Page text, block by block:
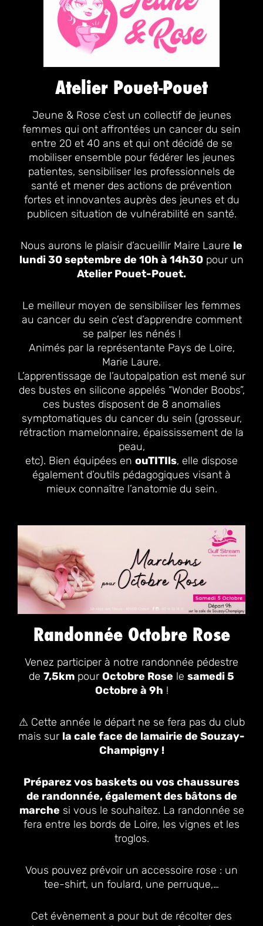
Atelier Pouet-Pouet
Jeune & Rose c’est un collectif de jeunes
femmes qui ont affrontées un cancer du sein
entre 20 et 40 ans et qui ont décidé de se
mobiliser ensemble pour fédérer les jeunes
patientes, sensibiliser les professionnels de
santé et mener des actions de prévention
fortes et innovantes auprès des jeunes et du
publicen situation de vulnérabilité en santé.
Nous aurons le plaisir d’acueillir Maire Laure le
lundi 30 septembre de 10h à 14h30 pour un
Atelier Pouet-Pouet.
Le meilleur moyen de sensibiliser les femmes
au cancer du sein c’est d’apprendre comment
se palper les nénés !
Animés par la représentante Pays de Loire,
Marie Laure.
L’apprentissage de l’autopalpation est mené sur
des bustes en silicone appelés “Wonder Boobs”,
ces bustes disposent de 8 anomalies
symptomatiques du cancer du sein (grosseur,
rétraction mamelonnaire, épaississement de la
peau,
etc). Bien équipées en ouTITIls, elle dispose
également d’outils pédagogiques visant à
mieux connaître l’anatomie du sein.
Randonnée Octobre Rose
Venez participer à notre randonnée pédestre
de 7,5km pour Octobre Rose le samedi 5
Octobre à 9h !
⚠ Cette année le départ ne se fera pas du club
mais sur la cale face de lamairie de Souzay-
Champigny !
Préparez vos baskets ou vos chaussures
de randonnée, également des bâtons de
marche si vous le souhaitez. La randonnée se
fera entre les bords de Loire, les vignes et les
troglos.
Vous pouvez prévoir un accessoire rose : un
tee-shirt, un foulard, une perruque,…
Cet évènement a pour but de récolter des